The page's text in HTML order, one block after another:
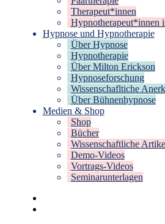
Therapeut*innen
Hypnotherapeut*innen
Hypnose und Hypnotherapie
Über Hypnose
Hypnotherapie
Über Milton Erickson
Hypnoseforschung
Wissenschafltiche
Über Bühnenhypnose
Medien & Shop
Shop
Bücher
Wissenschaftliche
Demo-Videos
Vortrags-Videos
Seminarunterlagen